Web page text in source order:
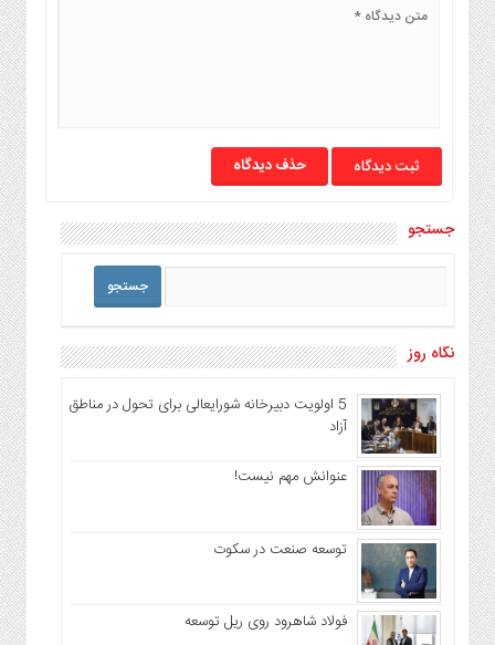
حذف دیدگاه
جستجو
نگاه روز
5 اولویت دبیرخانه شورایعالی برای تحول در مناطق
آزاد
عنوانش مهم نیست!
توسعه صنعت در سکوت
فولاد شاهرود روی ریل توسعه